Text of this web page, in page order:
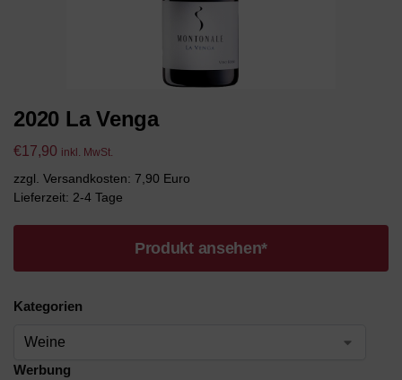
2020 La Venga
€17,90 inkl. MwSt.
zzgl. Versandkosten: 7,90 Euro
Lieferzeit: 2-4 Tage
Produkt ansehen*
Kategorien
Werbung